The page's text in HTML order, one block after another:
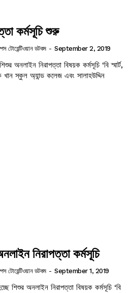
কর্মসূচি শুরু
টোয়েন্টিওয়ান ডটকম - September 2, 2019
অনলাইন নিরাপত্তা বিষয়ক কর্মসূচি ‘বি স্মার্ট,
খান স্কুল অ্যান্ড কলেজ এবং সালাহউদ্দিন
নিরাপত্তা কর্মসূচি
টোয়েন্টিওয়ান ডটকম - September 1, 2019
শিশুর অনলাইন নিরাপত্তা বিষয়ক কর্মসূচি ‘বি